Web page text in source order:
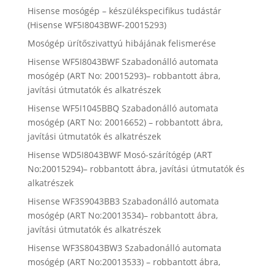
Hisense mosógép – készülékspecifikus tudástár
(Hisense WF5I8043BWF-20015293)
Mosógép ürítőszivattyú hibájának felismerése
Hisense WF5I8043BWF Szabadonálló automata
mosógép (ART No: 20015293)– robbantott ábra,
javítási útmutatók és alkatrészek
Hisense WF5I1045BBQ Szabadonálló automata
mosógép (ART No: 20016652) – robbantott ábra,
javítási útmutatók és alkatrészek
Hisense WD5I8043BWF Mosó-szárítógép (ART
No:20015294)– robbantott ábra, javítási útmutatók és
alkatrészek
Hisense WF3S9043BB3 Szabadonálló automata
mosógép (ART No:20013534)– robbantott ábra,
javítási útmutatók és alkatrészek
Hisense WF3S8043BW3 Szabadonálló automata
mosógép (ART No:20013533) – robbantott ábra,